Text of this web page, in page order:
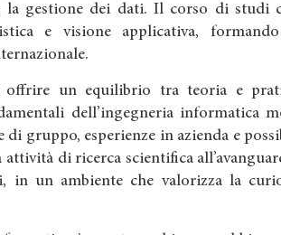
la gestione dei dati. Il corso di studi
e visione applicativa,
un equilibrio tra teoria e
dell’ingegneria informatica
gruppo, esperienze in azienda e
di ricerca scientifica
un ambiente che valorizza la